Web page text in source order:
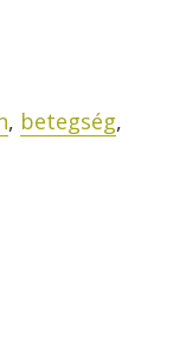
, betegség,